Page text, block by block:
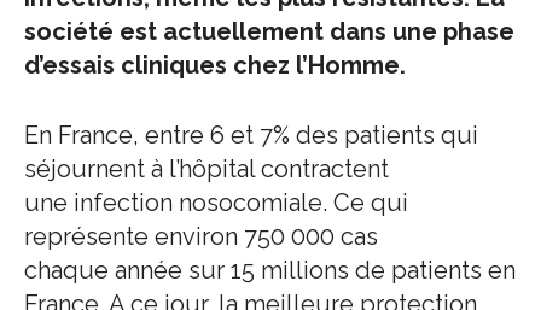
société est actuellement dans une phase
d’essais cliniques chez l’Homme.
En France, entre 6 et 7% des patients qui
séjournent à l’hôpital contractent
une infection nosocomiale. Ce qui
représente environ 750 000 cas
chaque année sur 15 millions de patients en
France. A ce jour, la meilleure protection